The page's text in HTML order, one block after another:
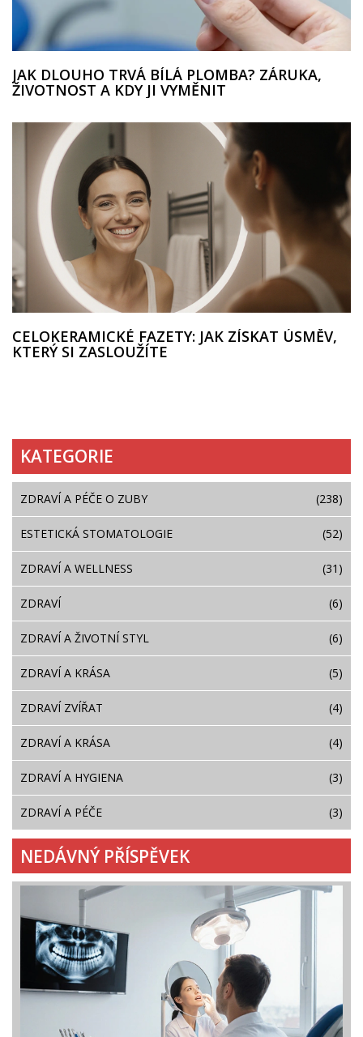
JAK DLOUHO TRVÁ BÍLÁ PLOMBA? ZÁRUKA,
ŽIVOTNOST A KDY JI VYMĚNIT
CELOKERAMICKÉ FAZETY: JAK ZÍSKAT ÚSMĚV,
KTERÝ SI ZASLOUŽÍTE
KATEGORIE
ZDRAVÍ A PÉČE O ZUBY (238)
ESTETICKÁ STOMATOLOGIE (52)
ZDRAVÍ A WELLNESS (31)
ZDRAVÍ (6)
ZDRAVÍ A ŽIVOTNÍ STYL (6)
ZDRAVÍ A KRÁSA (5)
ZDRAVÍ ZVÍŘAT (4)
ZDRAVÍ A KRÁSA (4)
ZDRAVÍ A HYGIENA (3)
ZDRAVÍ A PÉČE (3)
NEDÁVNÝ PŘÍSPĚVEK